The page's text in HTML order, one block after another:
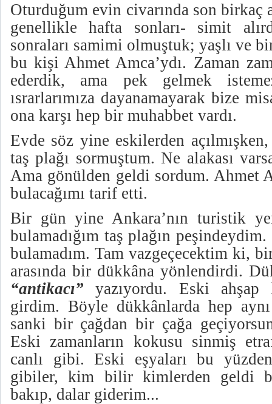
Oturduğum evin civarında son birkaç
genellikle hafta sonları- simit
sonraları samimi olmuştuk; yaşlı ve
bu kişi Ahmet Amca’ydı. Zaman
ederdik, ama pek gelmek
ısrarlarımıza dayanamayarak bize
ona karşı hep bir muhabbet vardı.
Evde söz yine eskilerden
taş plağı sormuştum. Ne alakası
Ama gönülden geldi sordum. Ahmet
bulacağımı tarif etti.
Bir gün yine Ankara’nın turistik
bulamadığım taş plağın
bulamadım. Tam vazgeçecektim ki,
arasında bir dükkâna yönlendirdi.
“antikacı” yazıyordu. Eski ahşap
girdim. Böyle dükkânlarda hep aynı
sanki bir çağdan bir çağa
Eski zamanların kokusu sinmiş
canlı gibi. Eski eşyaları bu
gibiler, kim bilir kimlerden geldi
bakıp, dalar giderim...